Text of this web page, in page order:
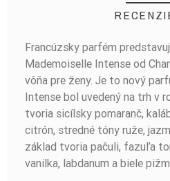
Francúzsky parfém
Mademoiselle Intense od
vôňa pre ženy. Je to nový
Intense bol uvedený na trh v
tvoria sicílsky pomaranč,
citrón, stredné tóny ruže,
základ tvoria pačuli, fazuľa
vanilka, labdanum a biele
BUĎTE PRVÝ, KTO NAPÍŠE